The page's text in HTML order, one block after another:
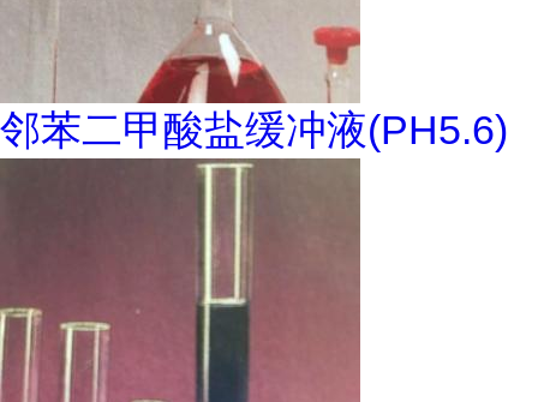
邻苯二甲酸盐缓冲液(PH5.6)